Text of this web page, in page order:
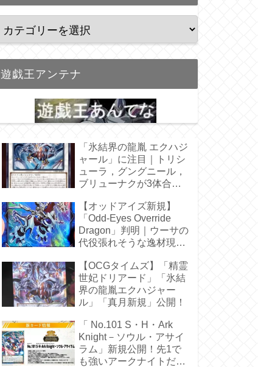
遊戯王アンテナ
「氷結界の龍胤 エクハジ
ャール」に注目｜トリシ
ューラ，グングニール，
ブリューナクが3体合
【オッドアイズ新規】
「Odd-Eyes Override
Dragon」判明｜ウーサの
代役張れそうな逸材現
【OCGタイムズ】「精霊
世妃ドリアード」「氷結
界の龍胤エクハジャー
ル」「真月新規」公開！
「 No.101 S・H・Ark
Knight－ソウル・アサイ
ラム」新規公開！先1で
も強いアークナイトだ